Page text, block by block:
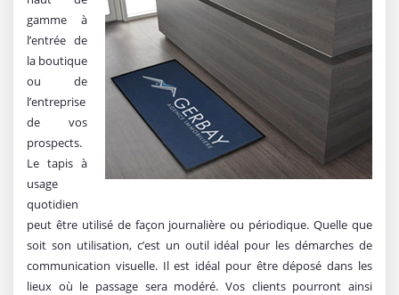
gamme à
l’entrée de
la boutique
ou de
l’entreprise
de vos
prospects.
Le tapis à
usage
quotidien
peut être utilisé de façon journalière ou périodique. Quelle que
soit son utilisation, c’est un outil idéal pour les démarches de
communication visuelle. Il est idéal pour être déposé dans les
lieux où le passage sera modéré. Vos clients pourront ainsi